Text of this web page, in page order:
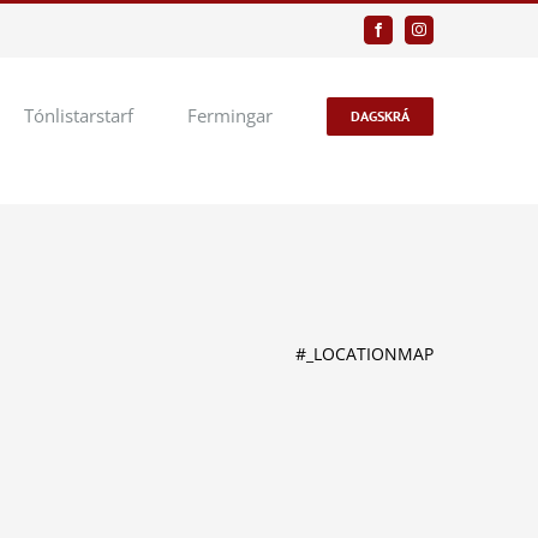
FacebookInstagram
Tónlistarstarf Fermingar DAGSKRÁ
#_LOCATIONMAP